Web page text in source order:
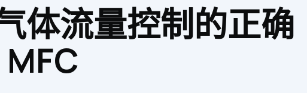
体流量控制的正确
MFC